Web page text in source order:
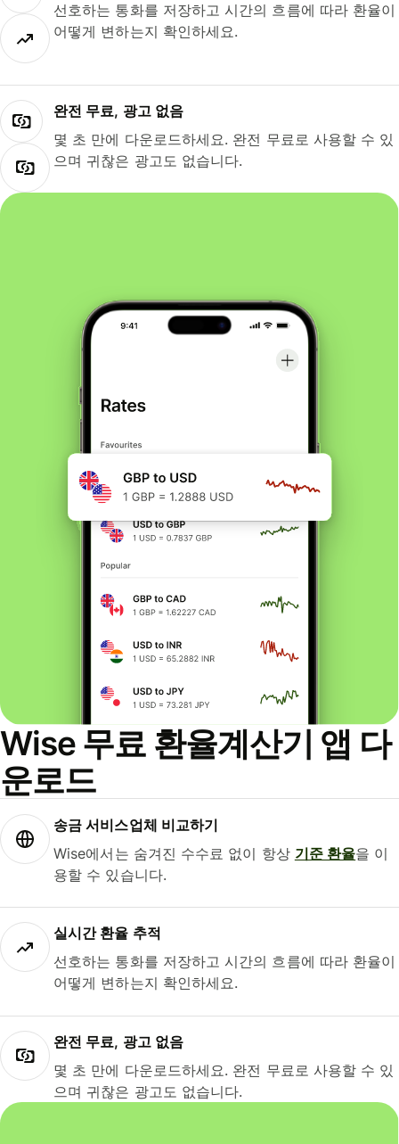
선호하는 통화를 저장하고 시간의 흐름에 따라 환율이
어떻게 변하는지 확인하세요.
완전 무료, 광고 없음
몇 초 만에 다운로드하세요. 완전 무료로 사용할 수 있
으며 귀찮은 광고도 없습니다.
Wise 무료 환율계산기 앱 다
운로드
송금 서비스업체 비교하기
Wise에서는 숨겨진 수수료 없이 항상 기준 환율을 이
용할 수 있습니다.
실시간 환율 추적
선호하는 통화를 저장하고 시간의 흐름에 따라 환율이
어떻게 변하는지 확인하세요.
완전 무료, 광고 없음
몇 초 만에 다운로드하세요. 완전 무료로 사용할 수 있
으며 귀찮은 광고도 없습니다.